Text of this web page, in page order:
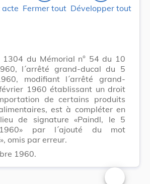
acte Fermer tout Développer tout
du Mémorial n° 54 du 10
l´arrêté grand-ducal du 5
modifiant l´arrêté grand-
1960 établissant un droit
de certains produits
est à compléter en
de signature «Paindl, le 5
par l´ajouté du mot
omis par erreur.
1960.